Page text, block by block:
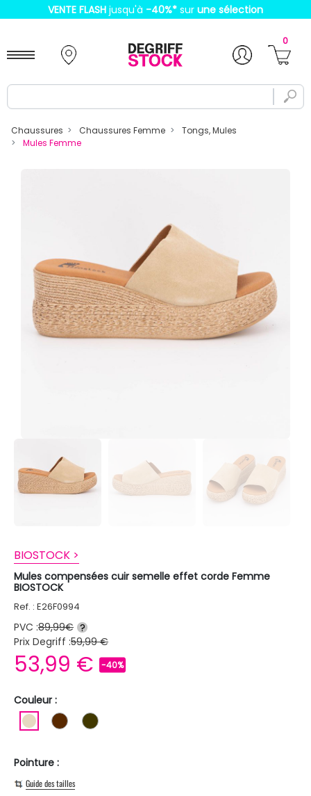
VENTE FLASH jusqu'à -40%* sur une sélection
0
Chaussures Chaussures Femme
Tongs, Mules
Mules Femme
BIOSTOCK >
Mules compensées cuir semelle effet corde Femme
BIOSTOCK
Ref. : E26F0994
PVC :89,99€ ?
Prix Degriff :59,99 €
53,99 € -40%
Couleur :
BEIGE MARRONMARRON FONCE
Pointure :
Guide des tailles